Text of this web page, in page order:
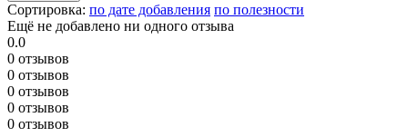
Сортировка: по дате добавления по полезности
Ещё не добавлено ни одного отзыва
0.0
0 отзывов
0 отзывов
0 отзывов
0 отзывов
0 отзывов